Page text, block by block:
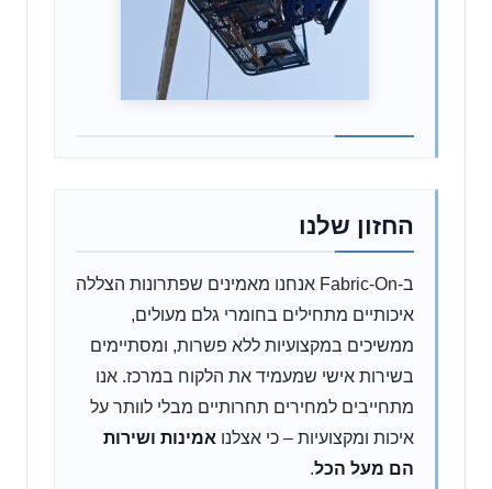
החזון שלנו
ב-Fabric-On אנחנו מאמינים שפתרונות הצללה
איכותיים מתחילים בחומרי גלם מעולים,
ממשיכים במקצועיות ללא פשרות, ומסתיימים
בשירות אישי שמעמיד את הלקוח במרכז. אנו
מתחייבים למחירים תחרותיים מבלי לוותר על
איכות ומקצועיות – כי אצלנו אמינות ושירות
הם מעל הכל.